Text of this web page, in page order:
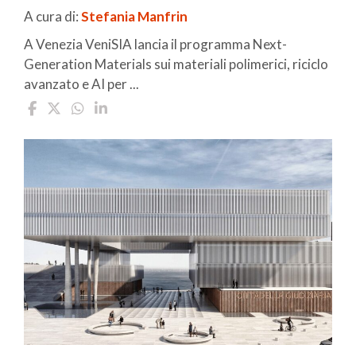
A cura di:Stefania Manfrin
A Venezia VeniSIA lancia il programma Next-
Generation Materials sui materiali polimerici, riciclo
avanzato e AI per ...